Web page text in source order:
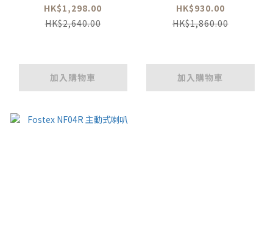
HK$1,298.00
HK$2,640.00
加入購物車
HK$930.00
HK$1,860.00
加入購物車